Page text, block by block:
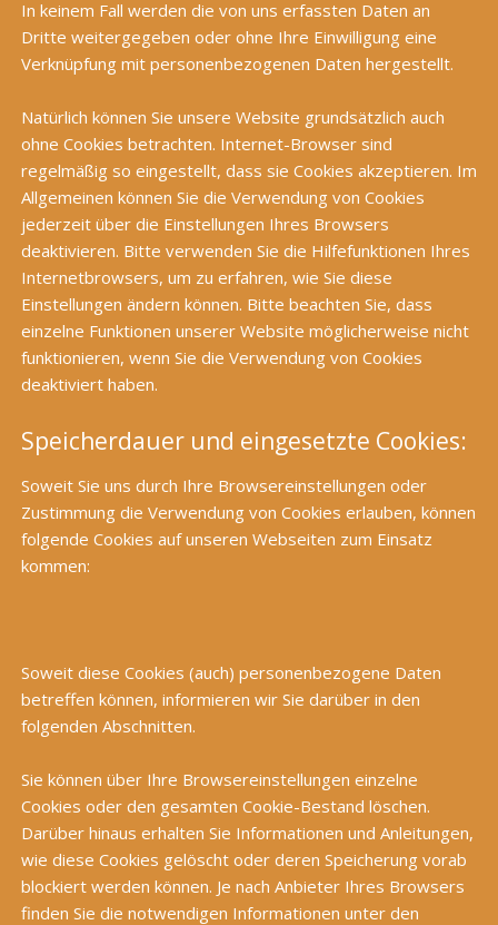
In keinem Fall werden die von uns erfassten Daten an
Dritte weitergegeben oder ohne Ihre Einwilligung eine
Verknüpfung mit personenbezogenen Daten hergestellt.
Natürlich können Sie unsere Website grundsätzlich auch
ohne Cookies betrachten. Internet-Browser sind
regelmäßig so eingestellt, dass sie Cookies akzeptieren. Im
Allgemeinen können Sie die Verwendung von Cookies
jederzeit über die Einstellungen Ihres Browsers
deaktivieren. Bitte verwenden Sie die Hilfefunktionen Ihres
Internetbrowsers, um zu erfahren, wie Sie diese
Einstellungen ändern können. Bitte beachten Sie, dass
einzelne Funktionen unserer Website möglicherweise nicht
funktionieren, wenn Sie die Verwendung von Cookies
deaktiviert haben.
Speicherdauer und eingesetzte Cookies:
Soweit Sie uns durch Ihre Browsereinstellungen oder
Zustimmung die Verwendung von Cookies erlauben, können
folgende Cookies auf unseren Webseiten zum Einsatz
kommen:
Soweit diese Cookies (auch) personenbezogene Daten
betreffen können, informieren wir Sie darüber in den
folgenden Abschnitten.
Sie können über Ihre Browsereinstellungen einzelne
Cookies oder den gesamten Cookie-Bestand löschen.
Darüber hinaus erhalten Sie Informationen und Anleitungen,
wie diese Cookies gelöscht oder deren Speicherung vorab
blockiert werden können. Je nach Anbieter Ihres Browsers
finden Sie die notwendigen Informationen unter den